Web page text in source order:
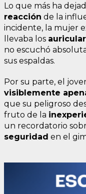
Lo que más ha
reacción de la
incidente, la mujer
llevaba los
no escuchó
sus espaldas.
Por su parte, el
visiblemente
que su peligroso
fruto de la
un recordatorio
seguridad en el